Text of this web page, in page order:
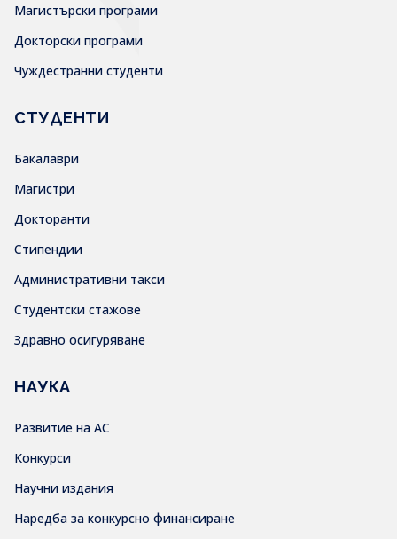
Магистърски програми
Докторски програми
Чуждестранни студенти
СТУДЕНТИ
Бакалаври
Магистри
Докторанти
Стипендии
Административни такси
Студентски стажове
Здравно осигуряване
НАУКА
Развитие на АС
Конкурси
Научни издания
Наредба за конкурсно финансиране